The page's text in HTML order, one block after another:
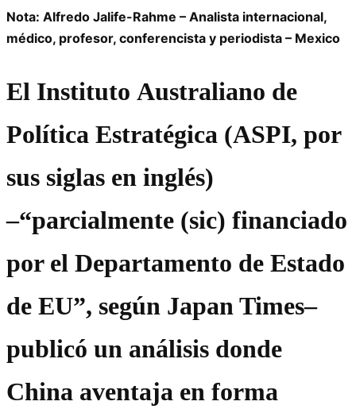
Nota: Alfredo Jalife-Rahme – Analista internacional,
médico, profesor, conferencista y periodista – Mexico
El Instituto Australiano de
Política Estratégica (ASPI, por
sus siglas en inglés)
– parcialmente (sic) financiado
por el Departamento de Estado
de EU , según Japan Times–
publicó un análisis donde
China aventaja en forma